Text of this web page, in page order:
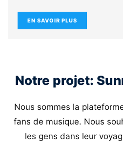
EN SAVOIR PLUS
Notre projet:
Nous sommes la
fans de musique. Nous
les gens dans leur